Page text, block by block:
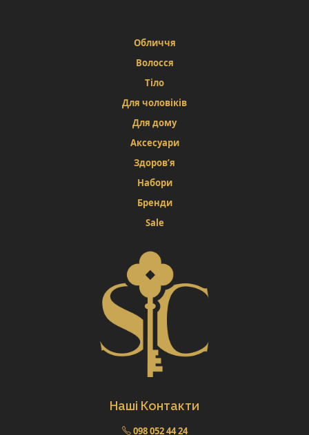
Обличчя
Волосся
Тіло
Для чоловіків
Для дому
Аксесуари
Здоров’я
Набори
Бренди
Sale
Наші Контакти
098 052 44 24